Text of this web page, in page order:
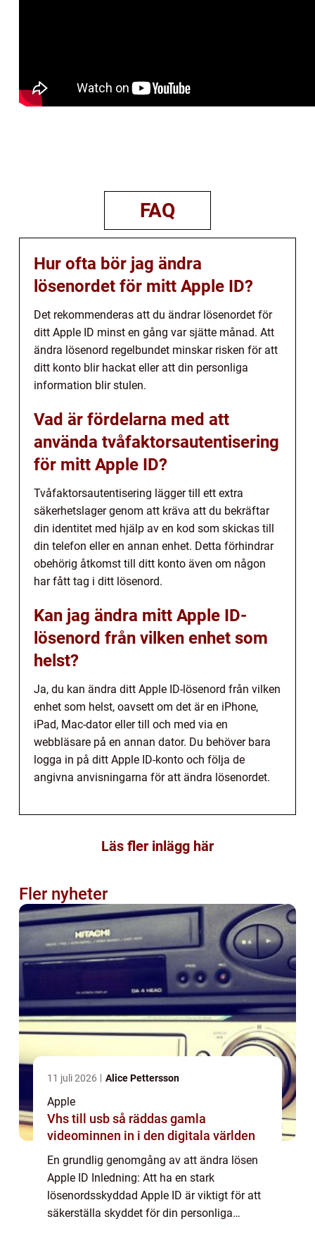
FAQ
Hur ofta bör jag ändra
lösenordet för mitt Apple ID?
Det rekommenderas att du ändrar lösenordet för
ditt Apple ID minst en gång var sjätte månad. Att
ändra lösenord regelbundet minskar risken för att
ditt konto blir hackat eller att din personliga
information blir stulen.
Vad är fördelarna med att
använda tvåfaktorsautentisering
för mitt Apple ID?
Tvåfaktorsautentisering lägger till ett extra
säkerhetslager genom att kräva att du bekräftar
din identitet med hjälp av en kod som skickas till
din telefon eller en annan enhet. Detta förhindrar
obehörig åtkomst till ditt konto även om någon
har fått tag i ditt lösenord.
Kan jag ändra mitt Apple ID-
lösenord från vilken enhet som
helst?
Ja, du kan ändra ditt Apple ID-lösenord från vilken
enhet som helst, oavsett om det är en iPhone,
iPad, Mac-dator eller till och med via en
webbläsare på en annan dator. Du behöver bara
logga in på ditt Apple ID-konto och följa de
angivna anvisningarna för att ändra lösenordet.
Läs fler inlägg här
Fler nyheter
11 juli 2026 Alice Pettersson
Apple
Vhs till usb så räddas gamla
videominnen in i den digitala världen
En grundlig genomgång av att ändra lösen
Apple ID Inledning: Att ha en stark
lösenordsskyddad Apple ID är viktigt för att
säkerställa skyddet för din personliga